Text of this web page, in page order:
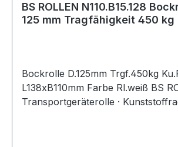
BS ROLLEN N110.B15.128 Bockrolle
125 mm Tragfähigkeit 450
Bockrolle D.125mm Trgf.450kg
L138xB110mm Farbe Rl.weiß BS
Transportgeräterolle ·